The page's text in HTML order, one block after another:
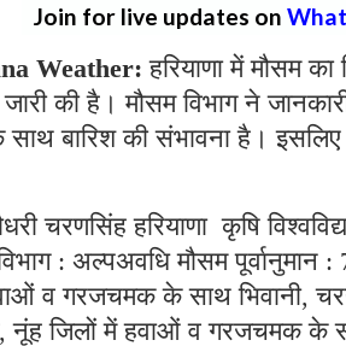
Join for live updates on
Weather:हरियाणा में मौसम
की है। मौसम विभाग ने
बारिश की संभावना है। इसलिए
चरणसिंह हरियाणा कृषि
: अल्पअवधि मौसम
व गरजचमक के साथ भिवानी,
नूंह जिलों में हवाओं व गरजचमक के